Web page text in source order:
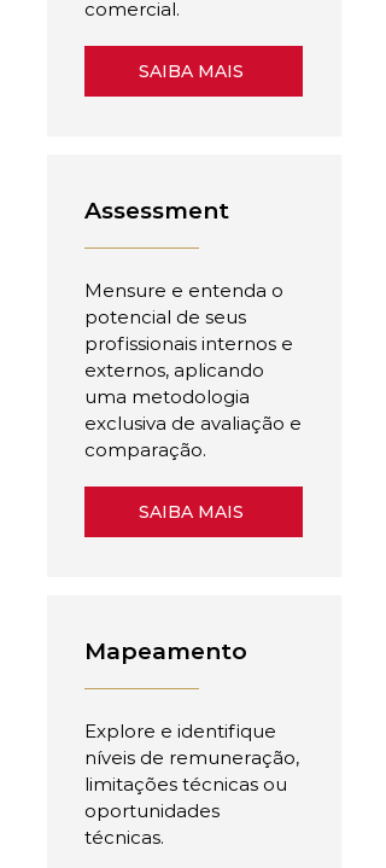
comercial.
SAIBA MAIS
Assessment
Mensure e entenda o
potencial de seus
profissionais internos e
externos, aplicando
uma metodologia
exclusiva de avaliação e
comparação.
SAIBA MAIS
Mapeamento
Explore e identifique
níveis de remuneração,
limitações técnicas ou
oportunidades
técnicas.